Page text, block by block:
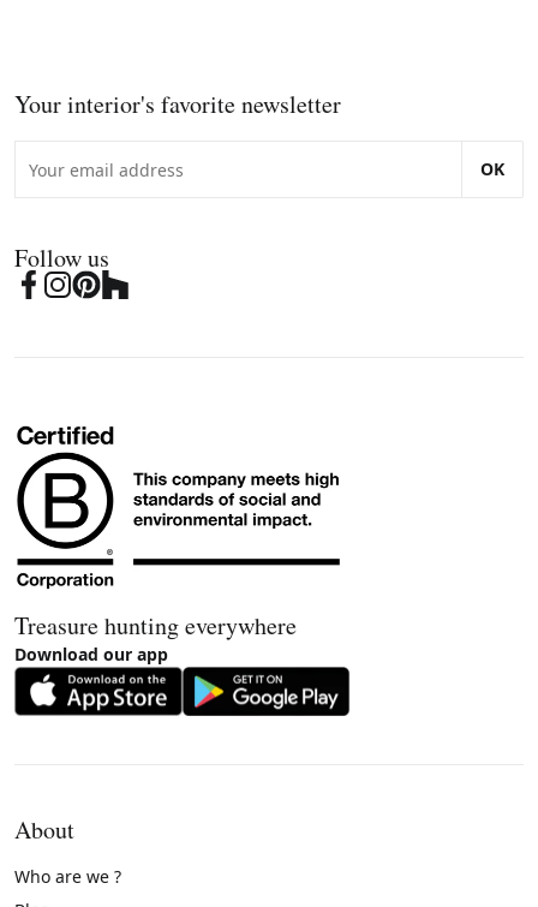
Your interior's favorite newsletter
OK
Follow us
Treasure hunting everywhere
Download our app
About
Who are we ?